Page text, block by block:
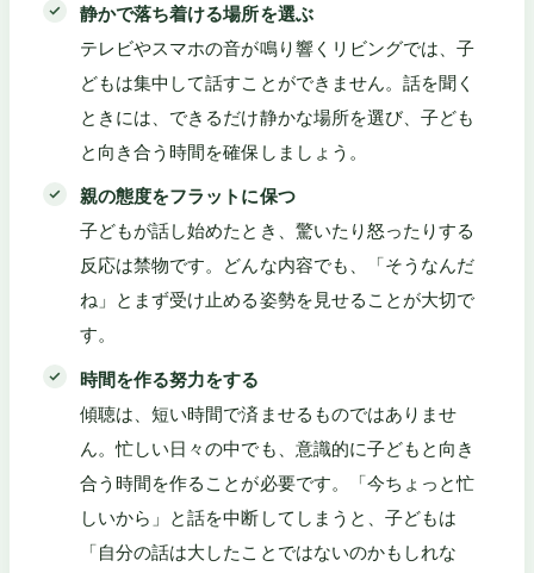
静かで落ち着ける場所を選ぶ
テレビやスマホの音が鳴り響くリビングでは、子
どもは集中して話すことができません。話を聞く
ときには、できるだけ静かな場所を選び、子ども
と向き合う時間を確保しましょう。
親の態度をフラットに保つ
子どもが話し始めたとき、驚いたり怒ったりする
反応は禁物です。どんな内容でも、「そうなんだ
ね」とまず受け止める姿勢を見せることが大切で
す。
時間を作る努力をする
傾聴は、短い時間で済ませるものではありませ
ん。忙しい日々の中でも、意識的に子どもと向き
合う時間を作ることが必要です。「今ちょっと忙
しいから」と話を中断してしまうと、子どもは
「自分の話は大したことではないのかもしれな